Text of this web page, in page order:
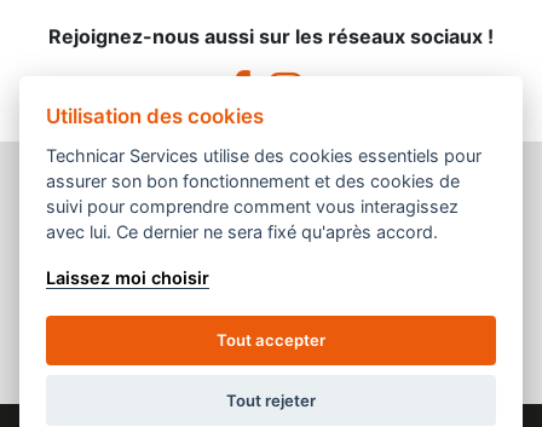
Rejoignez-nous aussi sur les réseaux sociaux !
Utilisation des cookies
Technicar Services utilise des cookies essentiels pour
assurer son bon fonctionnement et des cookies de
suivi pour comprendre comment vous interagissez
avec lui. Ce dernier ne sera fixé qu'après accord.
Laissez moi choisir
Tout accepter
Tout rejeter